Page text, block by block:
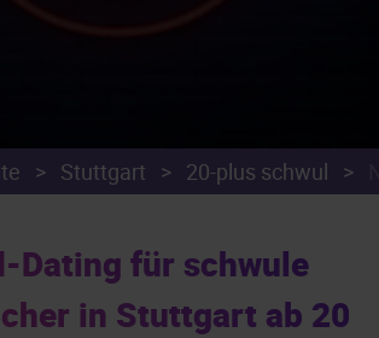
> Stuttgart > 20-plus schwul >
Dating für schwule
in Stuttgart ab 20